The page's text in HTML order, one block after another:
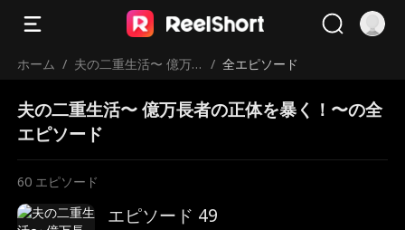
ホーム / 夫の二重生活〜 億万
/ 全エピソード
夫の二重生活〜 億万長者の正体を暴く！〜の全
エピソード
60 エピソード
エピソード 49